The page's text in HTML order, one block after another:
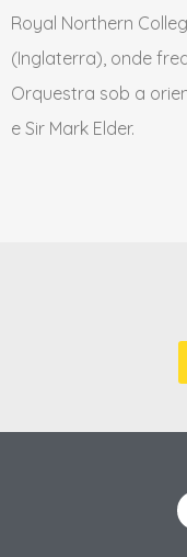
Royal Northern
(Inglaterra), onde
Orquestra sob a
e Sir Mark Elder.